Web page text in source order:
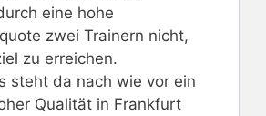
eine hohe
zwei Trainern nicht,
zu erreichen.
steht da nach wie vor ein
Qualität in Frankfurt